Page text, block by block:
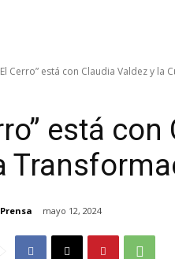
Cerro” está con Claudia Valdez y la
está
mayo 12, 2024